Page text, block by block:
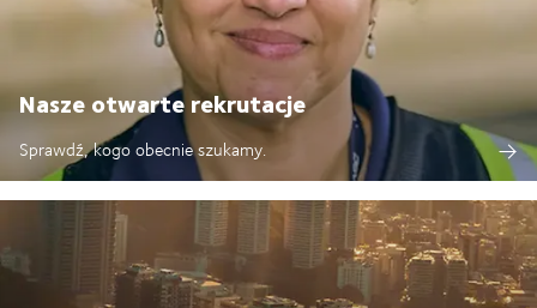
Nasze otwarte rekrutacje
Sprawdź, kogo obecnie szukamy.